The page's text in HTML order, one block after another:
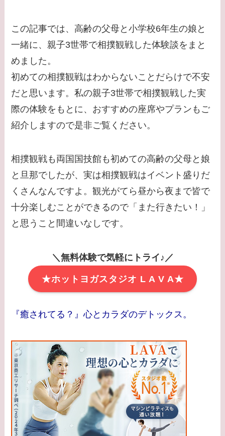
この記事では、高齢の父母と小学校6年生の娘と
一緒に、親子3世帯で相撲観戦した体験談をまと
めました。
初めての相撲観戦はわからないことだらけで不安
だと思います。私の親子3世帯で相撲観戦した実
際の体験をもとに、おすすめの座席やプランもご
紹介しますので是非ご覧ください。
相撲観戦も両国国技館も初めての高齢の父母と娘
と旦那でしたが、実は相撲観戦はイベント盛りだ
くさんなんですよ。観光がてら昼から夜まで皆で
十分楽しむことができるので「また行きたい！」
と思うこと間違いなしです。
＼無料体験で気軽にトライ♪／
★ホットヨガスタジオ L A V A★
『癒されてる？』心とカラダのデトックス。